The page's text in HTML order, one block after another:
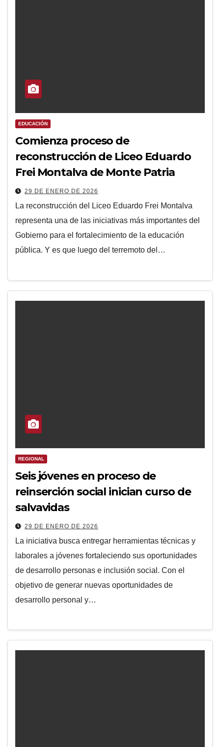
EDUCACIÓN
Comienza proceso de
reconstrucción de Liceo Eduardo
Frei Montalva de Monte Patria
29 DE ENERO DE 2026
La reconstrucción del Liceo Eduardo Frei Montalva
representa una de las iniciativas más importantes del
Gobierno para el fortalecimiento de la educación
pública. Y es que luego del terremoto del…
REGIONAL
Seis jóvenes en proceso de
reinserción social inician curso de
salvavidas
29 DE ENERO DE 2026
La iniciativa busca entregar herramientas técnicas y
laborales a jóvenes fortaleciendo sus oportunidades
de desarrollo personas e inclusión social. Con el
objetivo de generar nuevas oportunidades de
desarrollo personal y…